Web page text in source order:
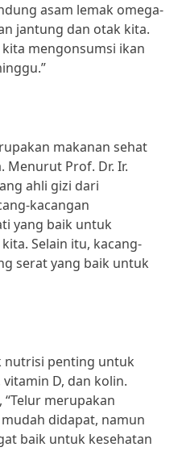
asam lemak omega-
jantung dan otak kita.
mengonsumsi ikan
makanan sehat
Prof. Dr. Ir.
ahli gizi dari
kacangan
yang baik untuk
Selain itu, kacang-
serat yang baik untuk
nutrisi penting untuk
D, dan kolin.
merupakan
didapat, namun
baik untuk kesehatan